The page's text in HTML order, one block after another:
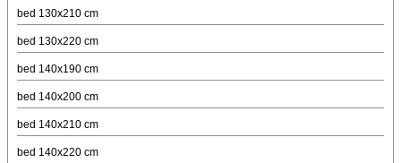
bed 130x210 cm
bed 130x220 cm
bed 140x190 cm
bed 140x200 cm
bed 140x210 cm
bed 140x220 cm